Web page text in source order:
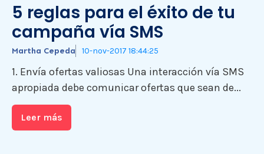
5 reglas para el éxito de tu
campaña vía SMS
Martha Cepeda 10-nov-2017 18:44:25
1. Envía ofertas valiosas Una interacción vía SMS
apropiada debe comunicar ofertas que sean de...
Leer más